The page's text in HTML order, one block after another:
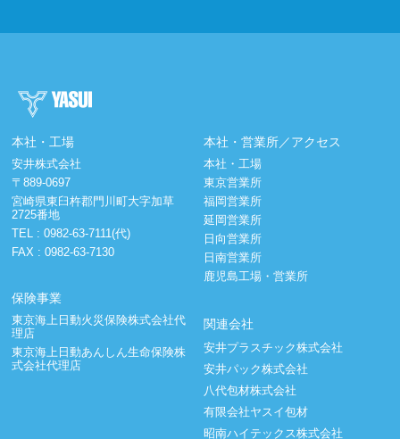
本社・工場
安井株式会社
〒889-0697
宮崎県東臼杵郡門川町大字加草
2725番地
TEL :0982-63-7111(代)
FAX : 0982-63-7130
保険事業
東京海上日動火災保険株式会社代
理店
東京海上日動あんしん生命保険株
式会社代理店
本社・営業所／アクセス
本社・工場
東京営業所
福岡営業所
延岡営業所
日向営業所
日南営業所
鹿児島工場・営業所
関連会社
安井プラスチック株式会社
安井パック株式会社
八代包材株式会社
有限会社ヤスイ包材
昭南ハイテックス株式会社